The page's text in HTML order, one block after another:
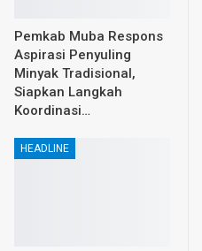
Pemkab Muba Respons
Aspirasi Penyuling
Minyak Tradisional,
Siapkan Langkah
Koordinasi…
HEADLINE